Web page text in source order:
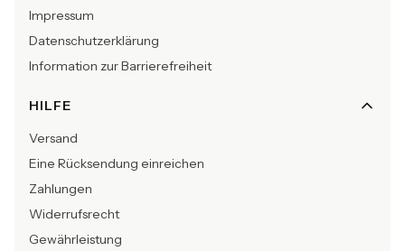
Impressum
Datenschutzerklärung
Information zur Barrierefreiheit
HILFE
Versand
Eine Rücksendung einreichen
Zahlungen
Widerrufsrecht
Gewährleistung